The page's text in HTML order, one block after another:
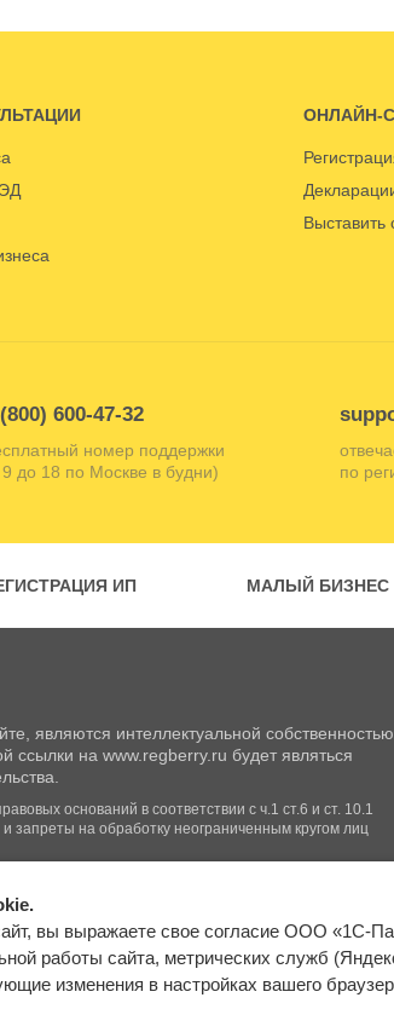
ОНЛАЙН-
Выставить
600-47-32
номер поддержки
9 до 18 по Москве в будни)
по
ИП МАЛЫЙ БИЗНЕС
являются интеллектуальной собственностью.
ссылки на www.regberry.ru будет являться
оснований в соответствии с ч.1 ст.6 и ст. 10.1
запреты на обработку неограниченным кругом лиц
Входим в группу
компаний «1С»
Карта сайта
вы выражаете свое согласие ООО «1С-
работы сайта, метрических служб
изменения в настройках вашего